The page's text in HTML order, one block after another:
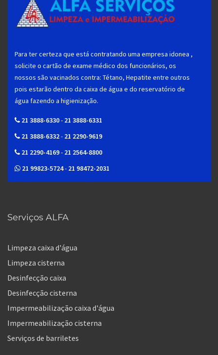
Para ter certeza que está contratando uma empresa idonea ,
solicite o cartão de exame médico dos funcionários, os
nossos são vacinados contra: Tétano, Hepatite entre outros
pois estarão dentro da caixa de água e do reservatório de
água fazendo a higienização.
21 3888-6330- 21 3888-6331
21 3888-6332- 21 2290-9619
21 2290-4169- 21 2564-8800
21 99823-5724- 21 98472-2031
Serviços ALFA
Limpeza caixa d'água
Limpeza cisterna
Desinfecção caixa
Desinfecção cisterna
Impermeabilização caixa d'água
Impermeabilização cisterna
Serviços de barriletes